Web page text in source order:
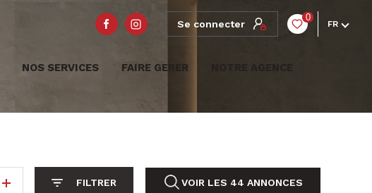
Se connecter
0
FR
NOS SERVICES FAIRE GERER
FILTRER VOIR LES 44 ANNONCES